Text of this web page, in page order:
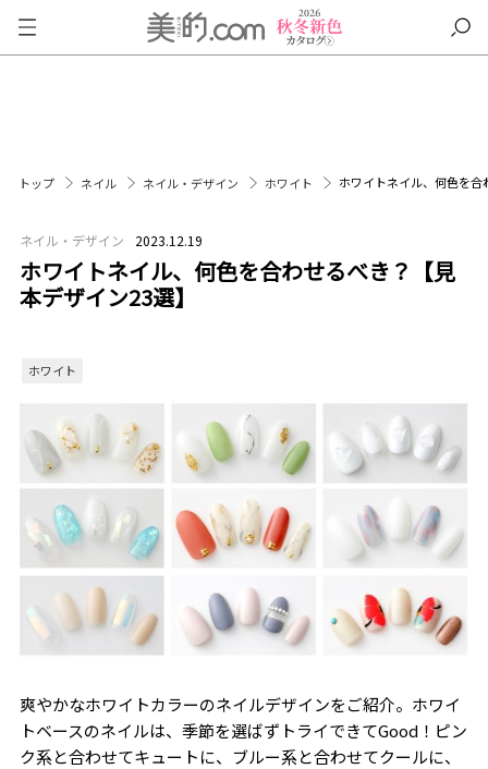
トップ ネイル ネイル・デザイン ホワイト ホワイトネイル、何色を
ネイル・デザイン 2023.12.19
ホワイトネイル、何色を合わせるべき？【見
本デザイン23選】
ホワイト
爽やかなホワイトカラーのネイルデザインをご紹介。ホワイ
トベースのネイルは、季節を選ばずトライできてGood！ピン
ク系と合わせてキュートに、ブルー系と合わせてクールに、